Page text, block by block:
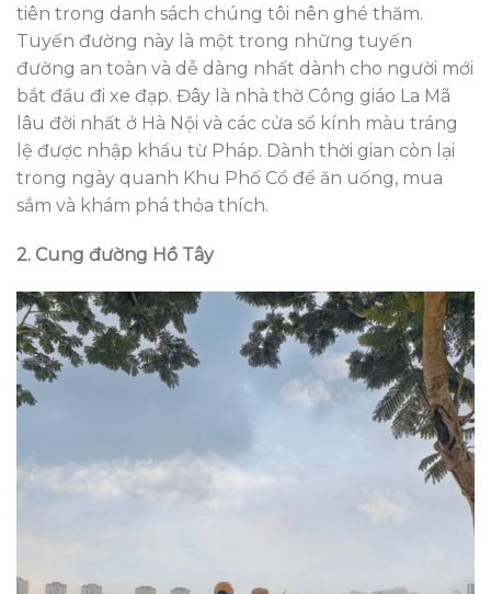
tiên trong danh sách chúng tôi nên ghé thăm.
Tuyến đường này là một trong những tuyến
đường an toàn và dễ dàng nhất dành cho người mới
bắt đầu đi xe đạp. Đây là nhà thờ Công giáo La Mã
lâu đời nhất ở Hà Nội và các cửa sổ kính màu tráng
lệ được nhập khẩu từ Pháp. Dành thời gian còn lại
trong ngày quanh Khu Phố Cổ để ăn uống, mua
sắm và khám phá thỏa thích.
2. Cung đường Hồ Tây